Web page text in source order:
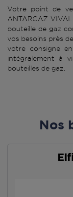
Votre point de
ANTARGAZ
bouteille de gaz
vos besoins près
votre consigne
intégralement à
bouteilles de gaz.
Nos